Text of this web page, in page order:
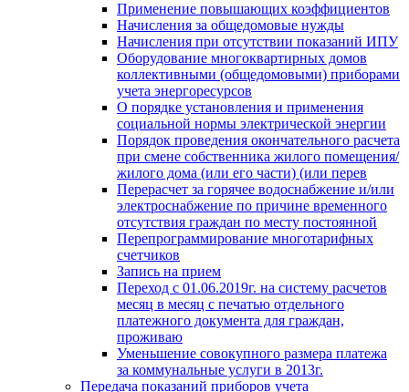
Применение повышающих коэффициентов
Начисления за общедомовые нужды
Начисления при отсутствии показаний ИПУ
Оборудование многоквартирных домов
коллективными (общедомовыми) приборами
учета энергоресурсов
О порядке установления и применения
социальной нормы электрической энергии
Порядок проведения окончательного расчета
при смене собственника жилого помещения/
жилого дома (или его части) (или перев
Перерасчет за горячее водоснабжение и/или
электроснабжение по причине временного
отсутствия граждан по месту постоянной
Перепрограммирование многотарифных
счетчиков
Запись на прием
Переход с 01.06.2019г. на систему расчетов
месяц в месяц с печатью отдельного
платежного документа для граждан,
проживаю
Уменьшение совокупного размера платежа
за коммунальные услуги в 2013г.
Передача показаний приборов учета